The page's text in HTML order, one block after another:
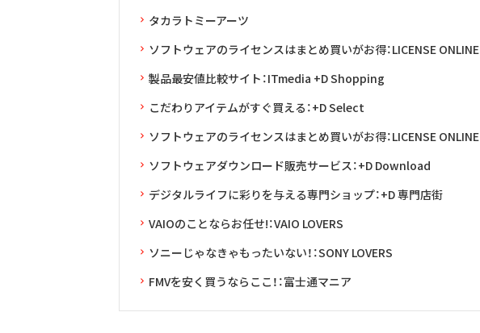
タカラトミーアーツ
ソフトウェアのライセンスはまとめ買いがお得：LICENSE ONLINE
製品最安値比較サイト：ITmedia +D Shopping
こだわりアイテムがすぐ買える：+D Select
ソフトウェアのライセンスはまとめ買いがお得：LICENSE ONLINE
ソフトウェアダウンロード販売サービス：+D Download
デジタルライフに彩りを与える専門ショップ：+D 専門店街
VAIOのことならお任せ!：VAIO LOVERS
ソニーじゃなきゃもったいない！：SONY LOVERS
FMVを安く買うならここ！：富士通マニア